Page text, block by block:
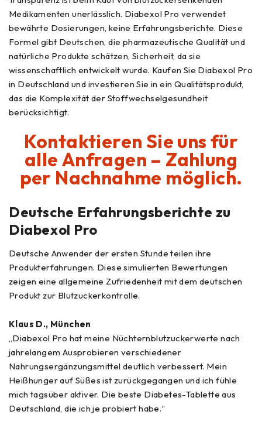
Medikamenten unerlässlich. Diabexol Pro verwendet
bewährte Dosierungen, keine Erfahrungsberichte. Diese
Formel gibt Deutschen, die pharmazeutische Qualität und
natürliche Produkte schätzen, Sicherheit, da sie
wissenschaftlich entwickelt wurde. Kaufen Sie Diabexol Pro
in Deutschland und investieren Sie in ein Qualitätsprodukt,
das die Komplexität der Stoffwechselgesundheit
berücksichtigt.
Kontaktieren Sie uns für
alle Anfragen – Zahlung
per Nachnahme möglich.
Deutsche Erfahrungsberichte zu
Diabexol Pro
Deutsche Anwender der ersten Stunde teilen ihre
Produkterfahrungen. Diese simulierten Bewertungen
zeigen eine allgemeine Zufriedenheit mit dem deutschen
Produkt zur Blutzuckerkontrolle.
Klaus D., München
„Diabexol Pro hat meine Nüchternblutzuckerwerte nach
jahrelangem Ausprobieren verschiedener
Nahrungsergänzungsmittel deutlich verbessert. Mein
Heißhunger auf Süßes ist zurückgegangen und ich fühle
mich tagsüber aktiver. Die beste Diabetes-Tablette aus
Deutschland, die ich je probiert habe.“